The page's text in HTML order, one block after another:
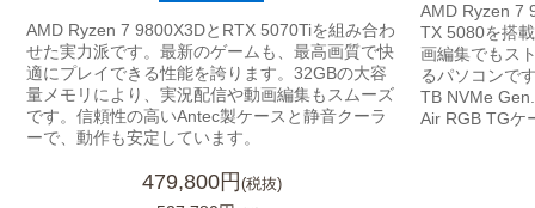
AMD Ryzen 7 9800X3DとRTX 5070Tiを組み合わ
せた実力派です。最新のゲームも、最高画質で快
適にプレイできる性能を誇ります。32GBの大容
量メモリにより、実況配信や動画編集もスムーズ
です。信頼性の高いAntec製ケースと静音クーラ
ーで、動作も安定しています。
479,800円 (税抜)
AMD Ryzen 7
TX 5080を搭
画編集でもス
るパソコンで
TB NVMe
Air RGB TGケ